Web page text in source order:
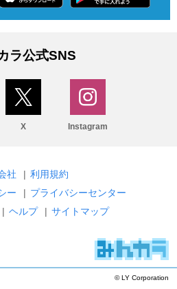
ラ公式SNS
X Instagram
社 | 利用規約
ー
| プライバシーセンター
| ヘルプ | サイトマップ
© LY Corporation